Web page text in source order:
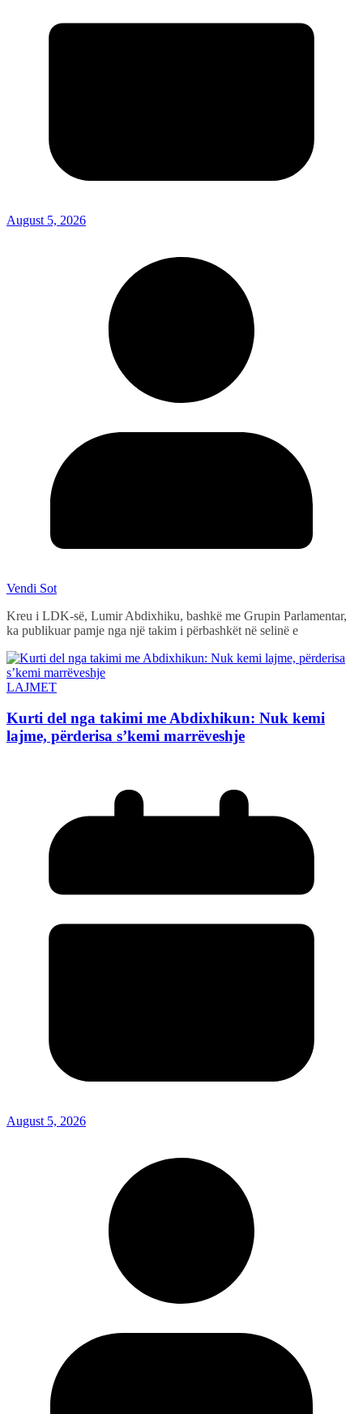
August 5, 2026
Vendi Sot
Kreu i LDK-së, Lumir Abdixhiku, bashkë me Grupin Parlamentar,
ka publikuar pamje nga një takim i përbashkët në selinë e
LAJMET
Kurti del nga takimi me Abdixhikun: Nuk kemi
lajme, përderisa s’kemi marrëveshje
August 5, 2026